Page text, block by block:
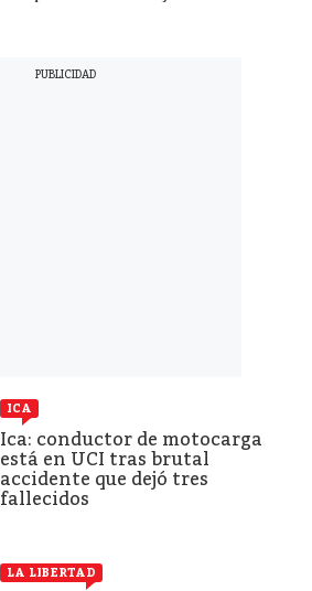
ICA
Ica: conductor de motocarga
está en UCI tras brutal
accidente que dejó tres
fallecidos
LA LIBERTAD